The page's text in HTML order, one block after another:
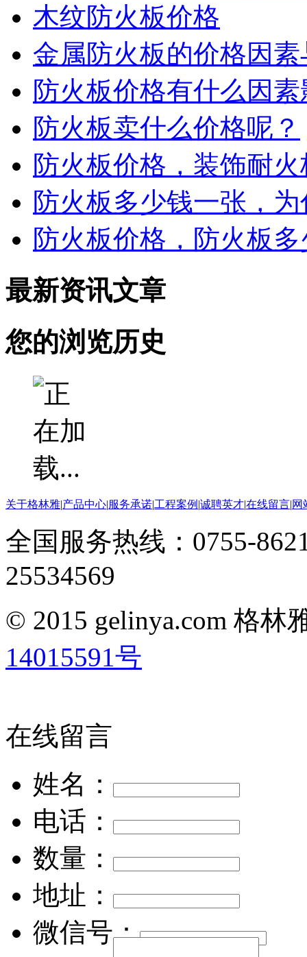
木纹防火板价格
金属防火板的价格因
防火板价格有什么因
防火板卖什么价格呢？
防火板价格，装饰耐
防火板多少钱一张，
防火板价格，防火板
最新资讯文章
您的浏览历史
关于格林雅|产品中心|服务承诺|工程案例 |诚聘英才|在线留言|网
全国服务热线：0755-
25534569
© 2015 gelinya.com 格
14015591号
在线留言
姓名：
电话：
数量：
地址：
微信号：